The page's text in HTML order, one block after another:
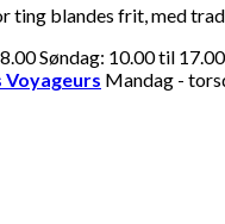
ting blandes frit, med
Søndag: 10.00 til 17.00
Voyageurs Mandag -